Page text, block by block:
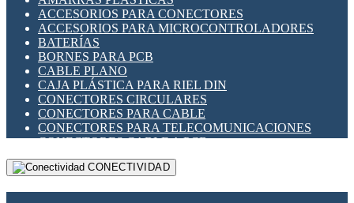
INDICADORES PARA PANEL
INTERFACES DE RELÉ
INTERRUPTORES FIN DE CARRERA
LLAVES CONMUTADORAS
MEDIDORES DE ENERGÍA Y TC'S DE CORRIENTE
MOTORES PASO A PASO
PANTALLAS HMI
PLC -CONTROLADORES LÓGICO PROGRAMABLES
PROGRAMADORES DE HORARIO
RELÉS DE PROTECCIÓN
SENSORES CAPACITIVOS
ACCESORIOS PARA CONECTORES
ACCESORIOS PARA MICROCONTROLADORES
BATERÍAS
BORNES PARA PCB
CABLE PLANO
CAJA PLÁSTICA PARA RIEL DIN
CONECTORES CIRCULARES
CONECTORES PARA CABLE
CONECTORES PARA TELECOMUNICACIONES
CONECTORES CABLE A PCB
CONECTORES PCB A CABLE
DIP SWITCHESCONECTIVIDAD